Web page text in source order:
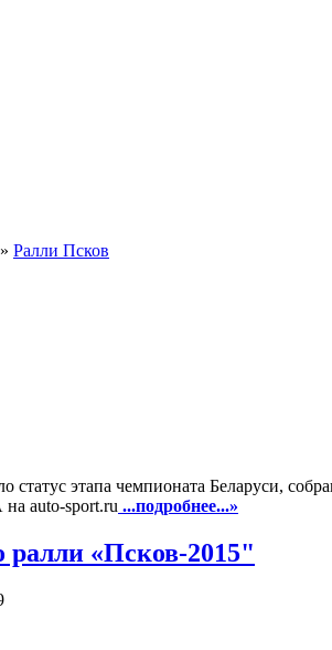
» Ралли Псков
этапа чемпионата Беларуси,
auto-sport.ru ...подробнее...»
ралли «Псков-2015"